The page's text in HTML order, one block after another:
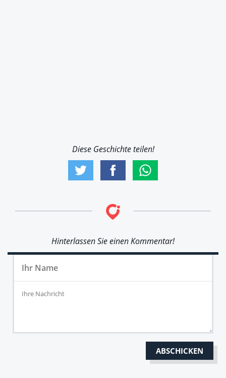
Diese Geschichte teilen!
Hinterlassen Sie einen Kommentar!